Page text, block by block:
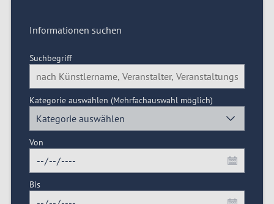
Informationen suchen
Suchbegriff
Kategorie auswählen (Mehrfachauswahl möglich)
Kategorie auswählen
Von
Bis